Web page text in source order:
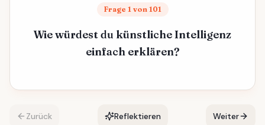
Frage 1 von 101
Wie würdest du künstliche Intelligenz
einfach erklären?
Zurück Reflektieren Weiter